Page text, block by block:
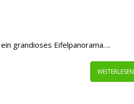
grandioses Eifelpanorama….
WEITERLESEN